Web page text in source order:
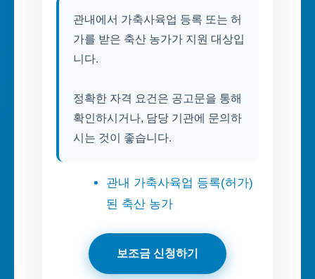
관내에서 가축사육업 등록 또는 허
가를 받은 축산 농가가 지원 대상입
니다.
정확한 자격 요건은 공고문을 통해
확인하시거나, 담당 기관에 문의하
시는 것이 좋습니다.
관내 가축사육업 등록(허가)
된 축산 농가
보조금 신청하기